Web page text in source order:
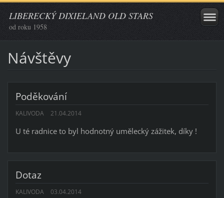
LIBERECKÝ DIXIELAND OLD STARS
od roku 1958
Návštěvy
Poděkování
KALIVODA 21.04.2014
U té radnice to byl hodnotný umělecký zážitek, díky !
Dotaz
KALIVODA 03.04.2014